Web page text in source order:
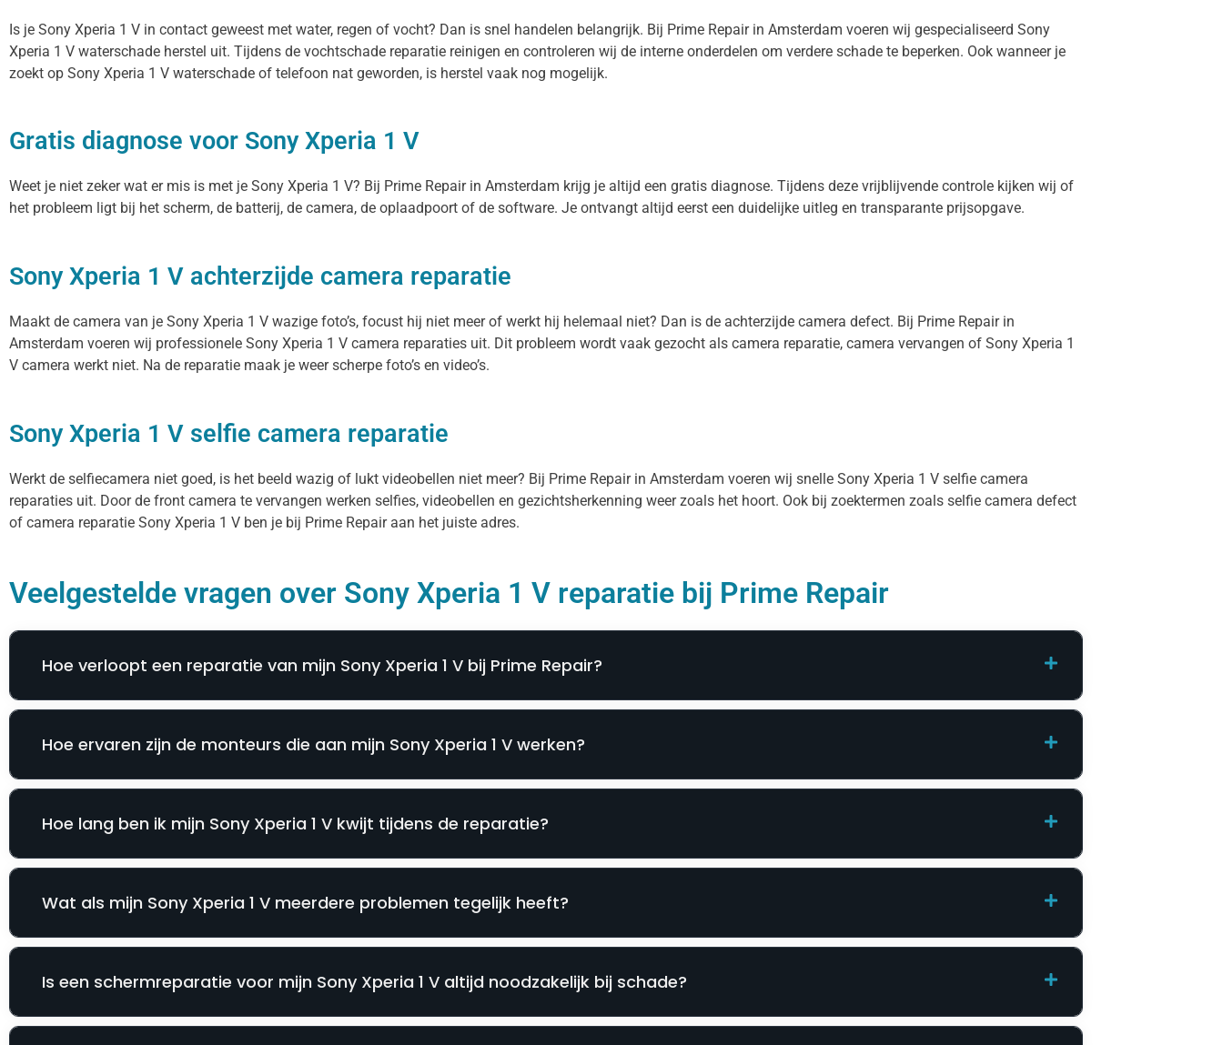
Is je Sony Xperia 1 V in contact geweest met water, regen of vocht? Dan is snel handelen belangrijk. Bij Prime Repair in Amsterdam voeren wij gespecialiseerd Sony
Xperia 1 V waterschade herstel uit. Tijdens de vochtschade reparatie reinigen en controleren wij de interne onderdelen om verdere schade te beperken. Ook wanneer je
zoekt op Sony Xperia 1 V waterschade of telefoon nat geworden, is herstel vaak nog mogelijk.
Gratis diagnose voor Sony Xperia 1 V
Weet je niet zeker wat er mis is met je Sony Xperia 1 V? Bij Prime Repair in Amsterdam krijg je altijd een gratis diagnose. Tijdens deze vrijblijvende controle kijken wij of
het probleem ligt bij het scherm, de batterij, de camera, de oplaadpoort of de software. Je ontvangt altijd eerst een duidelijke uitleg en transparante prijsopgave.
Sony Xperia 1 V achterzijde camera reparatie
Maakt de camera van je Sony Xperia 1 V wazige foto’s, focust hij niet meer of werkt hij helemaal niet? Dan is de achterzijde camera defect. Bij Prime Repair in
Amsterdam voeren wij professionele Sony Xperia 1 V camera reparaties uit. Dit probleem wordt vaak gezocht als camera reparatie, camera vervangen of Sony Xperia 1
V camera werkt niet. Na de reparatie maak je weer scherpe foto’s en video’s.
Sony Xperia 1 V selfie camera reparatie
Werkt de selfiecamera niet goed, is het beeld wazig of lukt videobellen niet meer? Bij Prime Repair in Amsterdam voeren wij snelle Sony Xperia 1 V selfie camera
reparaties uit. Door de front camera te vervangen werken selfies, videobellen en gezichtsherkenning weer zoals het hoort. Ook bij zoektermen zoals selfie camera defect
of camera reparatie Sony Xperia 1 V ben je bij Prime Repair aan het juiste adres.
Veelgestelde vragen over Sony Xperia 1 V reparatie bij Prime Repair
Hoe verloopt een reparatie van mijn Sony Xperia 1 V bij Prime Repair?
Hoe ervaren zijn de monteurs die aan mijn Sony Xperia 1 V werken?
Hoe lang ben ik mijn Sony Xperia 1 V kwijt tijdens de reparatie?
Wat als mijn Sony Xperia 1 V meerdere problemen tegelijk heeft?
Is een schermreparatie voor mijn Sony Xperia 1 V altijd noodzakelijk bij schade?